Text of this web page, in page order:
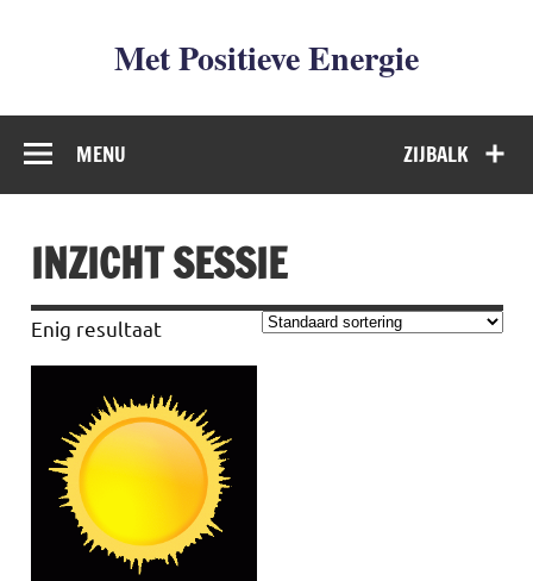
Met Positieve Energie
De weg naar Positief Leven
ZIJBALK
MENU
INZICHT SESSIE
Enig resultaat